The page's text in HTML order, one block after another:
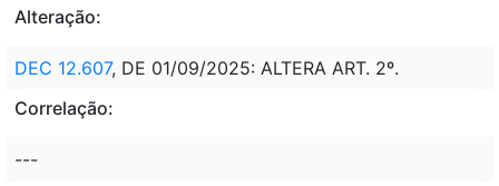
Alteração:
DEC 12.607, DE 01/09/2025: ALTERA ART. 2º.
Correlação:
---